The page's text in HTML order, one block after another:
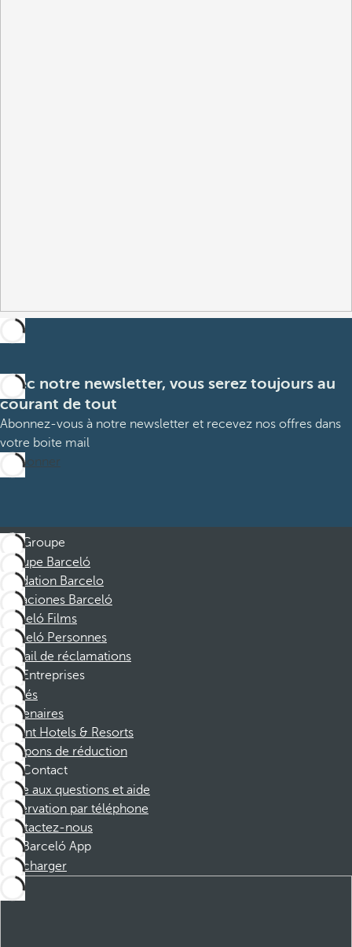
Avec notre newsletter, vous serez toujours au
courant de tout
Abonnez-vous à notre newsletter et recevez nos offres dans
votre boite mail
M’abonner
Groupe
Groupe Barceló
Fondation Barcelo
Vacaciones Barceló
Barceló Films
Barceló Personnes
Portail de réclamations
Entreprises
Affiliés
Partenaires
Dorint Hotels & Resorts
Coupons de réduction
Contact
Foire aux questions et aide
Réservation par téléphone
Contactez-nous
Barceló App
Télécharger